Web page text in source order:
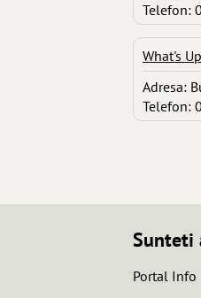
Telefon:
What's
Adresa:
Telefon:
Sunteti
Portal Info